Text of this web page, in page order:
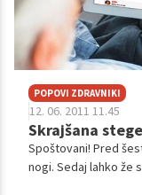
POPOVI ZDRAVNIKI
12. 06. 2011 11.45
Skrajšana
Spoštovani! Pred
nogi. Sedaj lahko že